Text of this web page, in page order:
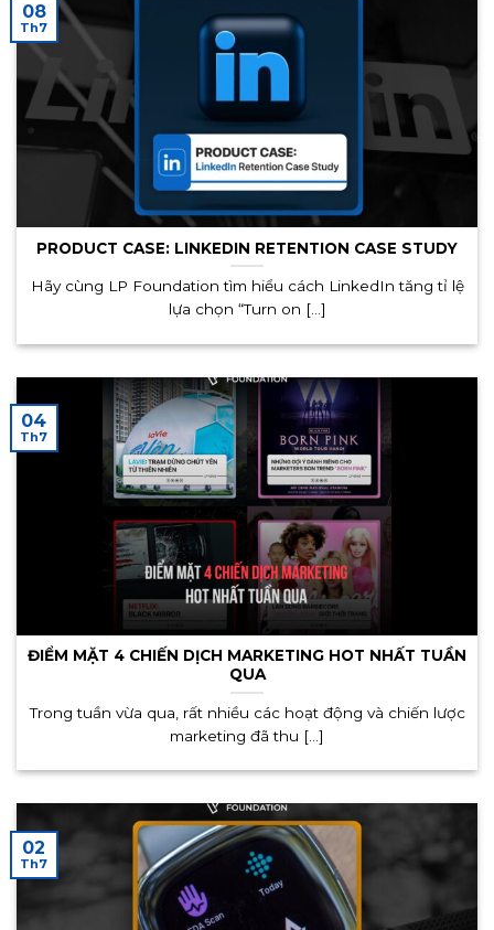
PRODUCT CASE: LINKEDIN RETENTION CASE STUDY
Hãy cùng LP Foundation tìm hiểu cách LinkedIn tăng tỉ lệ
lựa chọn “Turn on [...]
08
Th7
ĐIỂM MẶT 4 CHIẾN DỊCH MARKETING HOT NHẤT TUẦN
QUA
Trong tuần vừa qua, rất nhiều các hoạt động và chiến lược
marketing đã thu [...]
04
Th7
02
Th7